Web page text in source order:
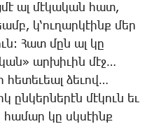
ալ մէ­կա­կան հատ,
կ­‘ու­ղար­կէինք մեր
­Հատ մըն ալ կը
ար­խի­ւին մէջ…
ձե­ւով…
մէ­կուն եւ
կը սկսէինք